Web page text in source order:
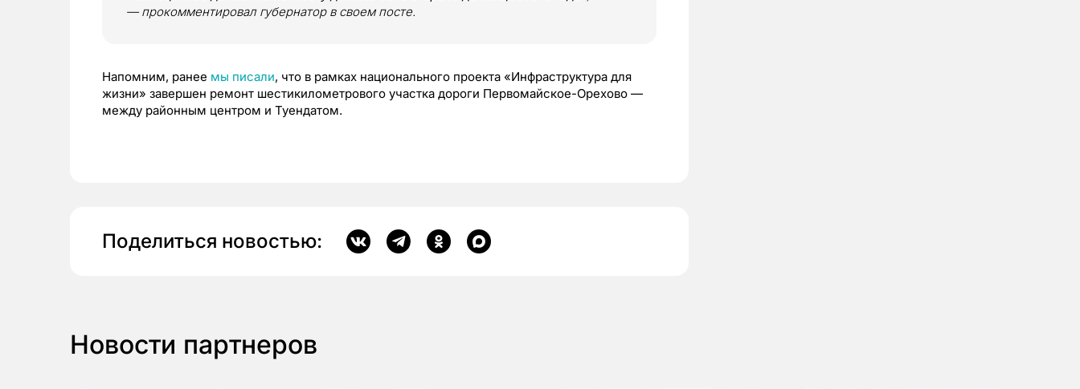
— прокомментировал губернатор в своем посте.
Напомним, ранее мы писали, что в рамках национального проекта «Инфраструктура для
жизни» завершен ремонт шестикилометрового участка дороги Первомайское-Орехово —
между районным центром и Туендатом.
Поделиться новостью:
Новости партнеров